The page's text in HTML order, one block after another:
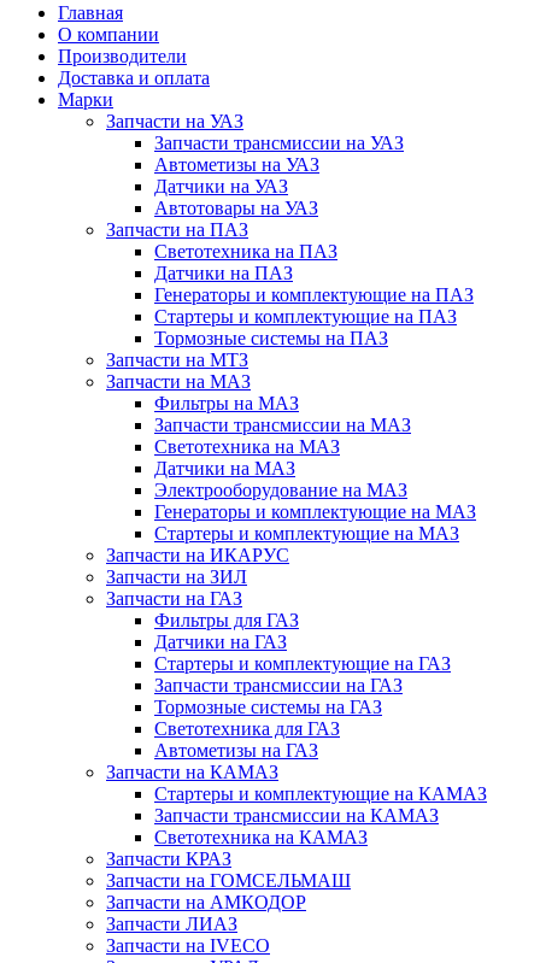
Главная
О компании
Производители
Доставка и оплата
Марки
Запчасти на УАЗ
Запчасти трансмиссии на УАЗ
Автометизы на УАЗ
Датчики на УАЗ
Автотовары на УАЗ
Запчасти на ПАЗ
Светотехника на ПАЗ
Датчики на ПАЗ
Генераторы и комплектующие на ПАЗ
Стартеры и комплектующие на ПАЗ
Тормозные системы на ПАЗ
Запчасти на МТЗ
Запчасти на МАЗ
Фильтры на МАЗ
Запчасти трансмиссии на МАЗ
Светотехника на МАЗ
Датчики на МАЗ
Электрооборудование на МАЗ
Генераторы и комплектующие на МАЗ
Стартеры и комплектующие на МАЗ
Запчасти на ИКАРУС
Запчасти на ЗИЛ
Запчасти на ГАЗ
Фильтры для ГАЗ
Датчики на ГАЗ
Стартеры и комплектующие на ГАЗ
Запчасти трансмиссии на ГАЗ
Тормозные системы на ГАЗ
Светотехника для ГАЗ
Автометизы на ГАЗ
Запчасти на КАМАЗ
Стартеры и комплектующие на КАМАЗ
Запчасти трансмиссии на КАМАЗ
Светотехника на КАМАЗ
Запчасти КРАЗ
Запчасти на ГОМСЕЛЬМАШ
Запчасти на АМКОДОР
Запчасти ЛИАЗ
Запчасти на IVECO